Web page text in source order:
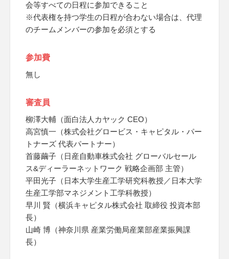
会等すべての日程に参加できること
※代表権を持つ学生の日程が合わない場合は、代理
のチームメンバーの参加を必須とする
参加費
無し
審査員
柳澤大輔（面白法人カヤック CEO）
高宮慎一（株式会社グロービス・キャピタル・パー
トナーズ 代表パートナー）
首藤繭子（日産自動車株式会社 グローバルセール
ス&ディーラーネットワーク 戦略企画部 主管）
平田光子（日本大学生産工学研究科教授／日本大学
生産工学部マネジメント工学科教授）
早川 賢（横浜キャピタル株式会社 取締役 投資本部
長）
山崎 博（神奈川県 産業労働局産業部産業振興課
長）